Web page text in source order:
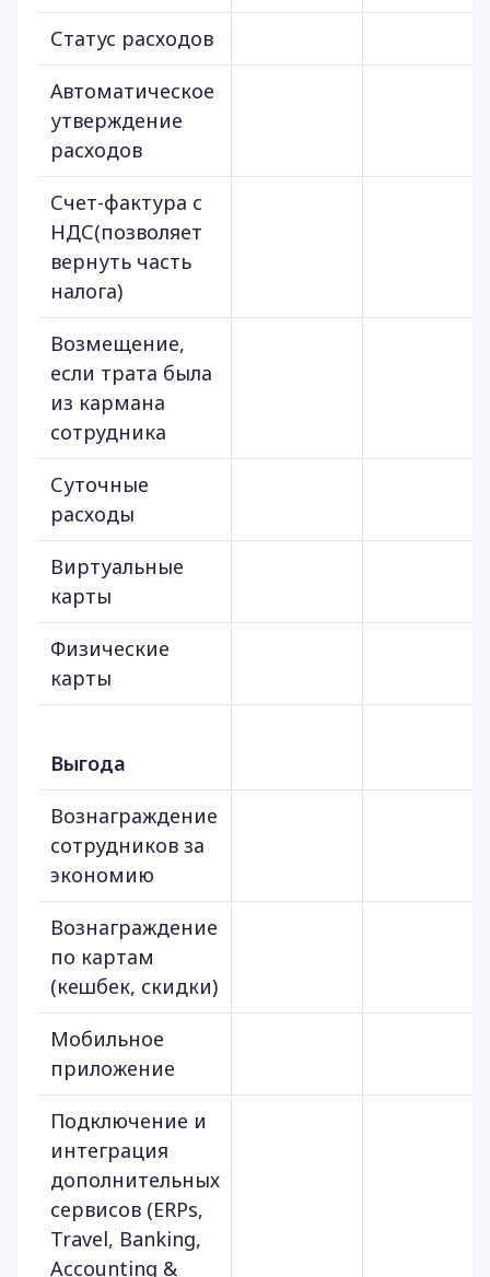
Статус расходов
Автоматическое
утверждение
расходов
Счет-фактура с
НДС(позволяет
вернуть часть
налога)
Возмещение,
если трата была
из кармана
сотрудника
Суточные
расходы
Виртуальные
карты
Физические
карты
Выгода
Вознаграждение
сотрудников за
экономию
Вознаграждение
по картам
(кешбек, скидки)
Мобильное
приложение
Подключение и
интеграция
дополнительных
сервисов (ERPs,
Travel, Banking,
Accounting &